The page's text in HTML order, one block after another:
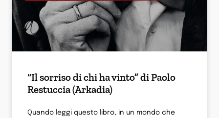
“Il sorriso di chi ha vinto” di Paolo
Restuccia (Arkadia)
Quando leggi questo libro, in un mondo che